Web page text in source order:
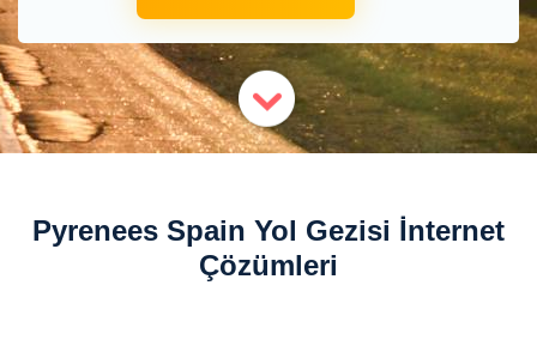
Pyrenees Spain Yol Gezisi İnternet
Çözümleri